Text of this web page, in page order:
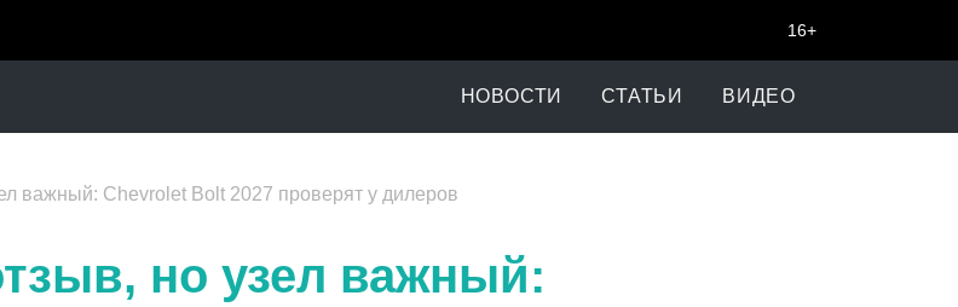
16+
НОВОСТИ СТАТЬИ ВИДЕО
важный: Chevrolet Bolt 2027 проверят у дилеров
но узел важный: